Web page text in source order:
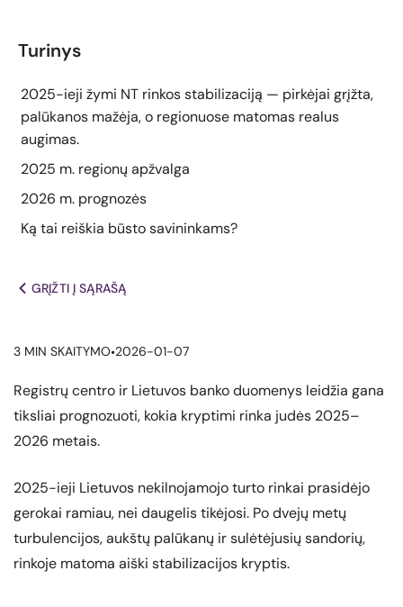
GRĮŽTI Į SĄRAŠĄ
3 MIN SKAITYMO•2026-01-07
Registrų centro ir Lietuvos banko duomenys leidžia gana
tiksliai prognozuoti, kokia kryptimi rinka judės 2025–
2026 metais.
2025-ieji Lietuvos nekilnojamojo turto rinkai prasidėjo
gerokai ramiau, nei daugelis tikėjosi. Po dvejų metų
turbulencijos, aukštų palūkanų ir sulėtėjusių sandorių,
rinkoje matoma aiški stabilizacijos kryptis.
Turinys
2025-ieji žymi NT rinkos stabilizaciją — pirkėjai grįžta,
palūkanos mažėja, o regionuose matomas realus
augimas.
2025 m. regionų apžvalga
2026 m. prognozės
Ką tai reiškia būsto savininkams?